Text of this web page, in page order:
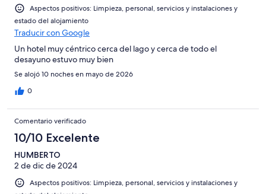
Mediocre
Horrible
Aspectos positivos: Limpieza, personal, servicios y instalaciones y
estado del alojamiento
Traducir con Google
Un hotel muy céntrico cerca del lago y cerca de todo el
desayuno estuvo muy bien
Se alojó 10 noches en mayo de 2026
0
Comentario verificado
10/10 Excelente
HUMBERTO
2 de dic de 2024
Aspectos positivos: Limpieza, personal, servicios y instalaciones y